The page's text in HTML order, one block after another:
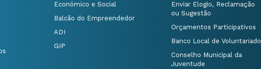
Económico e Social
Balcão do Empreendedor
ADI
GIP
Enviar Elogio, Reclamação
ou Sugestão
Orçamentos Participativos
Banco Local de Voluntariado
Conselho Municipal da
Juventude